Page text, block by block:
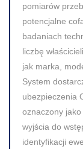
pomiarów
potencjalne
badaniach
liczbę
jak marka,
System
ubezpieczenia
oznaczony
wyjścia do
identyfikacji